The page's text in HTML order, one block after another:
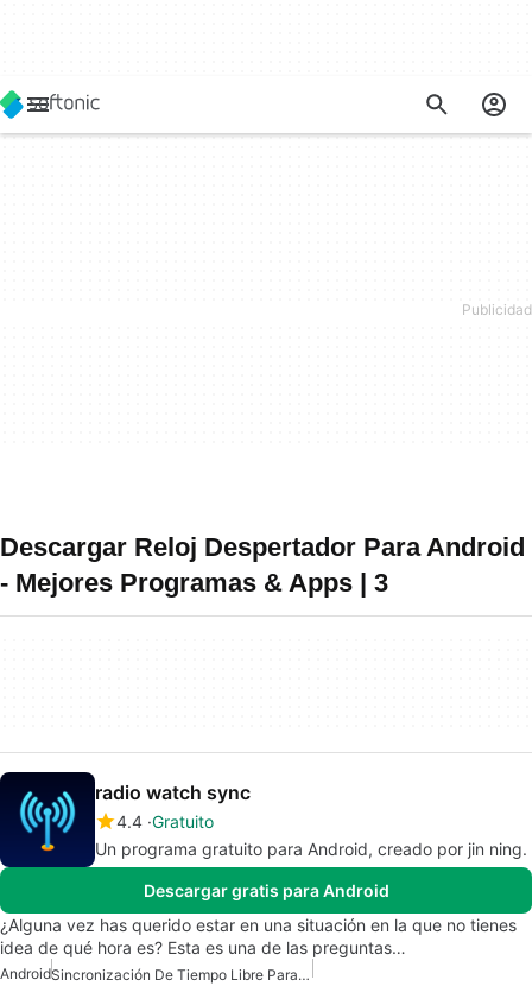
Descargar Reloj Despertador Para Android
- Mejores Programas & Apps | 3
radio watch sync
4.4 Gratuito
Un programa gratuito para Android, creado por jin ning.
Descargar gratis para Android
¿Alguna vez has querido estar en una situación en la que no tienes
idea de qué hora es? Esta es una de las preguntas…
Android
Sincronización De Tiempo Libre Para Android